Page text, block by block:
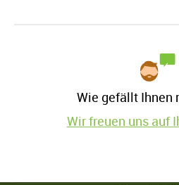
Wie gefällt Ihnen
Wir freuen uns auf